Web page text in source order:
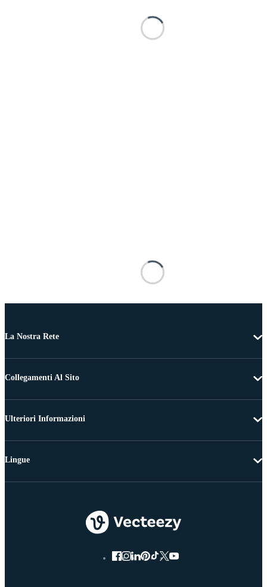
La Nostra Rete
Collegamenti Al Sito
Ulteriori Informazioni
Lingue